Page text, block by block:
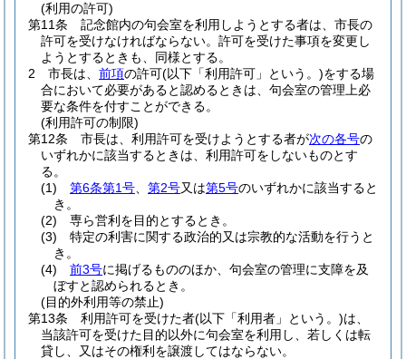
(利用の許可)
第11条
記念館内の句会室を利用しようとする者は、市長の
許可を受けなければならない。 許可を受けた事項を変更し
ようとするときも、同様とする。
2
市長は、 前項の許可(以下「利用許可」という。)をする場
合において必要があると認めるときは、句会室の管理上必
要な条件を付すことができる。
(利用許可の制限)
第12条
市長は、利用許可を受けようとする者が次の各号の
いずれかに該当するときは、利用許可をしないものとす
る。
(1)
第6条第1号 第2号又は第5号のいずれかに該当すると
き。
(2)
専ら営利を目的とするとき。
(3)
特定の利害に関する政治的又は宗教的な活動を行うと
き。
(4)
前3号に掲げるもののほか、句会室の管理に支障を及
ぼすと認められるとき。
(目的外利用等の禁止)
第13条
利用許可を受けた者(以下「利用者」という。)は、
当該許可を受けた目的以外に句会室を利用し、若しくは転
貸し、又はその権利を譲渡してはならない。